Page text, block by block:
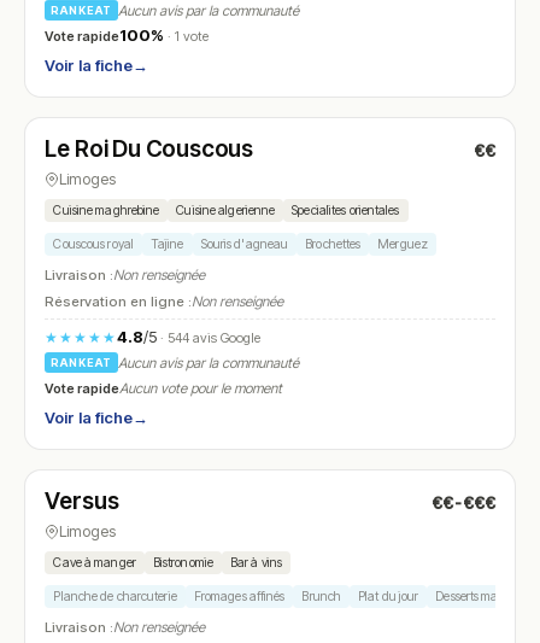
RANKEAT
Aucun avis par la communauté
Vote rapide100% · 1 vote
Voir la fiche→
N° 6
Le Roi Du Couscous €€
Limoges
Cuisine maghrebine Cuisine algerienne Specialites orientales
Couscous royal Tajine Souris d'agneau Brochettes Merguez
Livraison :Non renseignée
Réservation en ligne :Non renseignée
★★★★★4.8/5· 544 avis Google
RANKEAT
Aucun avis par la communauté
Vote rapideAucun vote pour le moment
Voir la fiche→
N° 7
Versus €€-€€€
Limoges
Cave à manger Bistronomie Bar à vins
Planche de charcuterie Fromages affinés Brunch Plat du jour Desserts maison
Livraison :Non renseignée